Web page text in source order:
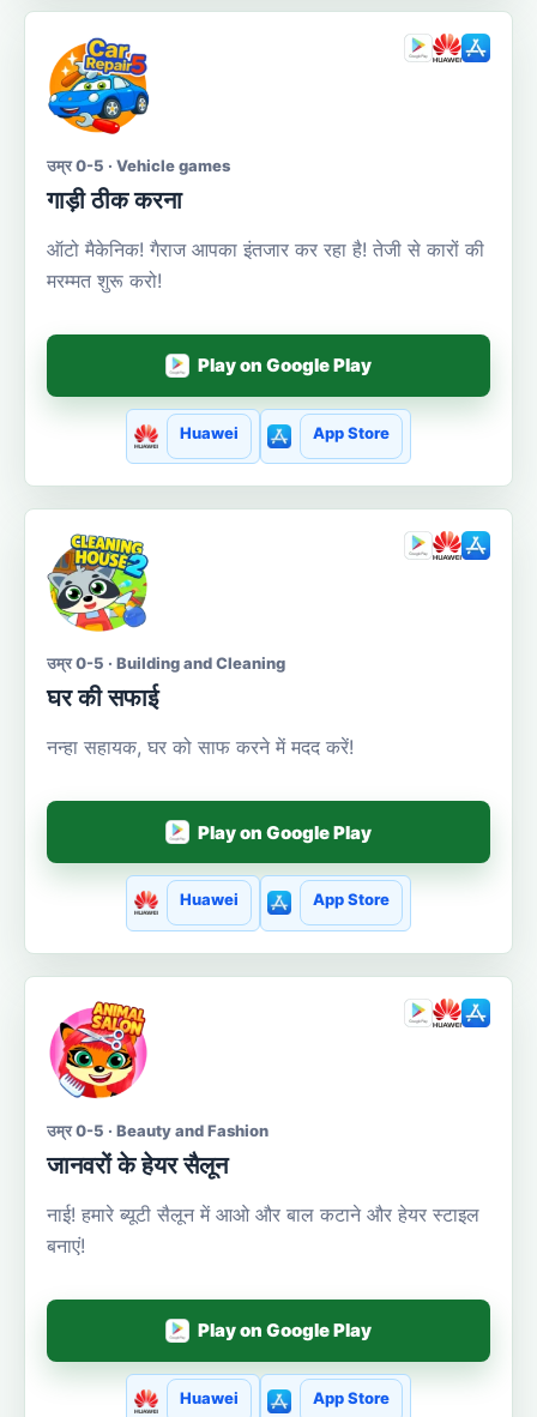
उम्र 0-5 · Vehicle games
गाड़ी ठीक करना
ऑटो मैकेनिक! गैराज आपका इंतजार कर रहा है! तेजी से कारों की
मरम्मत शुरू करो!
Play on Google Play
Huawei App Store
उम्र 0-5 · Building and Cleaning
घर की सफाई
नन्हा सहायक, घर को साफ करने में मदद करें!
Play on Google Play
Huawei App Store
उम्र 0-5 · Beauty and Fashion
जानवरों के हेयर सैलून
नाई! हमारे ब्यूटी सैलून में आओ और बाल कटाने और हेयर स्टाइल
बनाएं!
Play on Google Play
Huawei App Store